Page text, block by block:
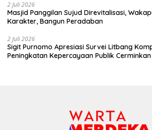
2 Juli 2026
Masjid Panggilan Sujud Direvitalisasi,
Karakter, Bangun Peradaban
2 Juli 2026
Sigit Purnomo Apresiasi Survei Litbang
Peningkatan Kepercayaan Publik